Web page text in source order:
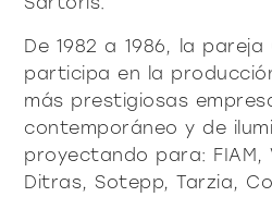
De 1982 a 1986, la
participa en la
más prestigiosas
contemporáneo y de
proyectando para: FIAM,
Ditras, Sotepp, Tarzia,